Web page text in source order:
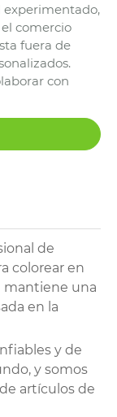
experimentado,
comercio
fuera de
con
de
colorear en
mantiene una
en la
y de
y somos
artículos de